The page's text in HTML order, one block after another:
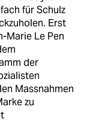
für Schulz
Erst
Marie Le Pen
der
Massnahmen
zu